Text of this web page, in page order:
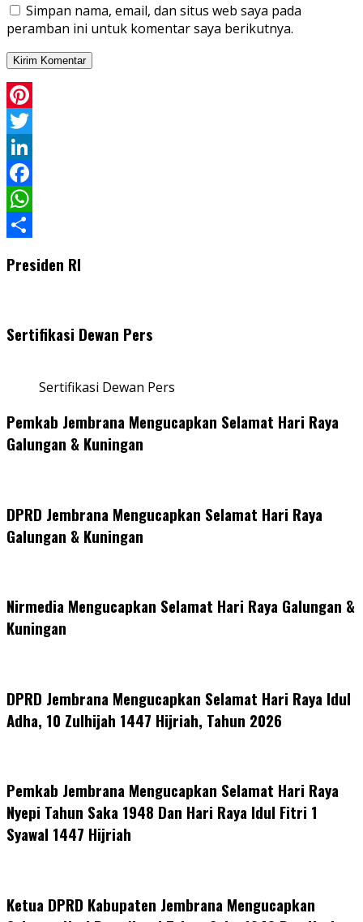
Simpan nama, email, dan situs web saya pada
peramban ini untuk komentar saya berikutnya.
Pinterest
Twitter
LinkedIn
Facebook
WhatsApp
Presiden RI
Sertifikasi Dewan Pers
Sertifikasi Dewan Pers
Pemkab Jembrana Mengucapkan Selamat Hari Raya
Galungan & Kuningan
DPRD Jembrana Mengucapkan Selamat Hari Raya
Galungan & Kuningan
Nirmedia Mengucapkan Selamat Hari Raya Galungan &
Kuningan
DPRD Jembrana Mengucapkan Selamat Hari Raya Idul
Adha, 10 Zulhijah 1447 Hijriah, Tahun 2026
Pemkab Jembrana Mengucapkan Selamat Hari Raya
Nyepi Tahun Saka 1948 Dan Hari Raya Idul Fitri 1
Syawal 1447 Hijriah
Ketua DPRD Kabupaten Jembrana Mengucapkan